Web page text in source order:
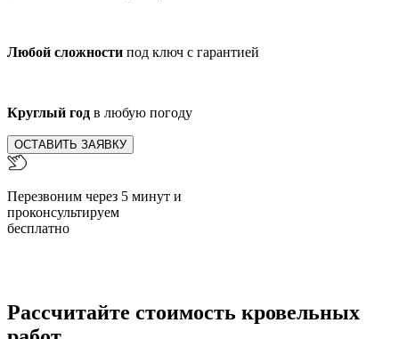
Любой сложности под ключ с гарантией
Круглый год в любую погоду
ОСТАВИТЬ ЗАЯВКУ
Перезвоним через 5 минут и
проконсультируем
бесплатно
Рассчитайте стоимость кровельных